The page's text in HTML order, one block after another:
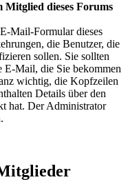
Mitglied dieses Forums
Mail-Formular dieses
die Benutzer, die
sollen. Sie sollten
E-Mail, die Sie bekommen
wichtig, die Kopfzeilen
Details über den
hat. Der Administrator